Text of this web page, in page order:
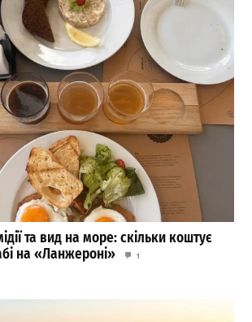
та вид на море: скільки коштує
на «Ланжероні»
1